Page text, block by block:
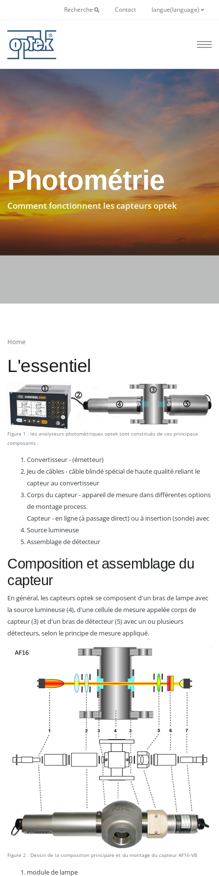
Recherche Contact langue(language)
Photométrie
Comment fonctionnent les capteurs optek
Home
L'essentiel
Figure 1 : les analyseurs photométriques optek sont constitués de ces principaux
composants :
Convertisseur - (émetteur)
Jeu de câbles - câble blindé spécial de haute qualité reliant le
capteur au convertisseur
Corps du capteur - appareil de mesure dans différentes options
de montage process.
Capteur - en ligne (à passage direct) ou à insertion (sonde) avec
Source lumineuse
Assemblage de détecteur
Composition et assemblage du
capteur
En général, les capteurs optek se composent d'un bras de lampe avec
la source lumineuse (4), d'une cellule de mesure appelée corps de
capteur (3) et d'un bras de détecteur (5) avec un ou plusieurs
détecteurs, selon le principe de mesure appliqué.
Figure 2 : Dessin de la composition principale et du montage du capteur AF16-VB
module de lampe